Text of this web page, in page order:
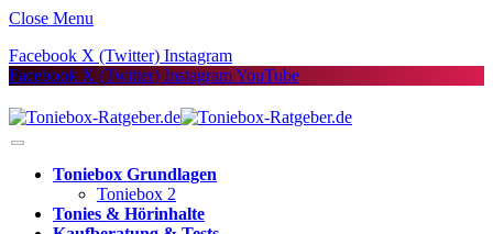
Close Menu
Facebook X (Twitter) Instagram
Facebook X (Twitter) InstagramYouTube
Toniebox Grundlagen
Toniebox 2
Tonies & Hörinhalte